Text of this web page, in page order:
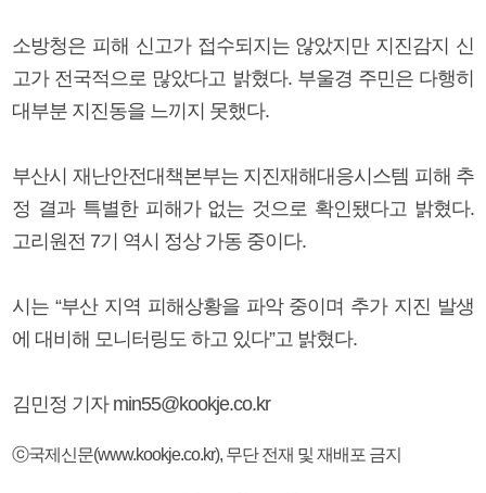
소방청은 피해 신고가 접수되지는 않았지만 지진감지 신
고가 전국적으로 많았다고 밝혔다. 부울경 주민은 다행히
대부분 지진동을 느끼지 못했다.
부산시 재난안전대책본부는 지진재해대응시스템 피해 추
정 결과 특별한 피해가 없는 것으로 확인됐다고 밝혔다.
고리원전 7기 역시 정상 가동 중이다.
시는 “부산 지역 피해상황을 파악 중이며 추가 지진 발생
에 대비해 모니터링도 하고 있다”고 밝혔다.
김민정 기자 min55@kookje.co.kr
ⓒ국제신문(www.kookje.co.kr), 무단 전재 및 재배포 금지